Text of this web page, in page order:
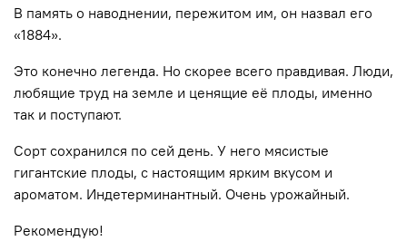
В память о наводнении, пережитом им, он назвал его
«1884».
Это конечно легенда. Но скорее всего правдивая. Люди,
любящие труд на земле и ценящие её плоды, именно
так и поступают.
Сорт сохранился по сей день. У него мясистые
гигантские плоды, с настоящим ярким вкусом и
ароматом. Индетерминантный. Очень урожайный.
Рекомендую!